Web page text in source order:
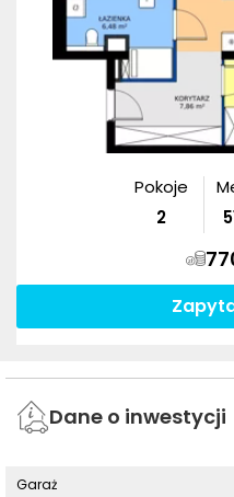
Pokoje
2
Dane o inwestycji
Garaż